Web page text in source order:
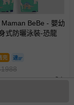
BeBe - 嬰幼
式防曬泳裝-恐龍
完
1988